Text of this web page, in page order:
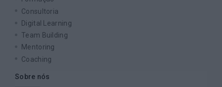
Consultoria
Digital Learning
Team Building
Mentoring
Coaching
Sobre nós